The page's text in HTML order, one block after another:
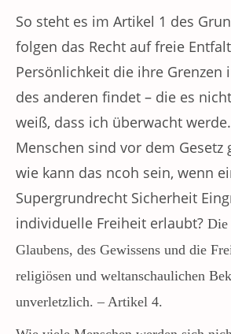
So steht es im Artikel 1 des
folgen das Recht auf freie
Persönlichkeit die ihre Grenzen
des anderen findet – die es
weiß, dass ich überwacht
Menschen sind vor dem Gesetz
wie kann das ncoh sein, wenn
Supergrundrecht Sicherheit
individuelle Freiheit erlaubt? Die
Glaubens, des Gewissens und die
religiösen und weltanschaulichen
unverletzlich. – Artikel 4.